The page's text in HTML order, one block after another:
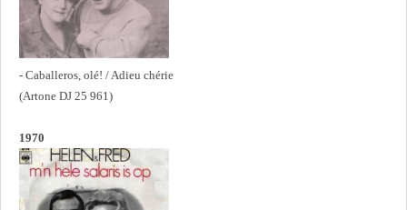
- Caballeros, olé! / Adieu chérie
(Artone DJ 25 961)
1970